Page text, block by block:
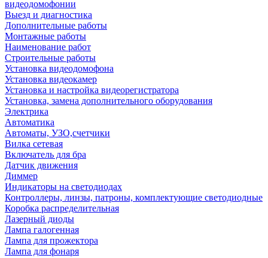
видеодомофонии
Выезд и диагностика
Дополнительные работы
Монтажные работы
Наименование работ
Строительные работы
Установка видеодомофона
Установка видеокамер
Установка и настройка видеорегистратора
Установка, замена дополнительного оборудования
Электрика
Автоматика
Автоматы, УЗО,счетчики
Вилка сетевая
Включатель для бра
Датчик движения
Диммер
Индикаторы на светодиодах
Контроллеры, линзы, патроны, комплектующие светодиодные
Коробка распределительная
Лазерный диоды
Лампа галогенная
Лампа для прожектора
Лампа для фонаря